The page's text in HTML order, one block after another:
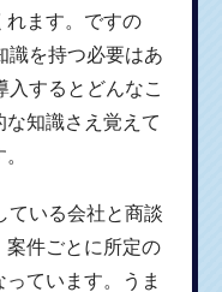
れます。ですの
識を持つ必要はあ
入するとどんなこ
知識さえ覚えて
ている会社と商談
案件ごとに所定の
ています。うま